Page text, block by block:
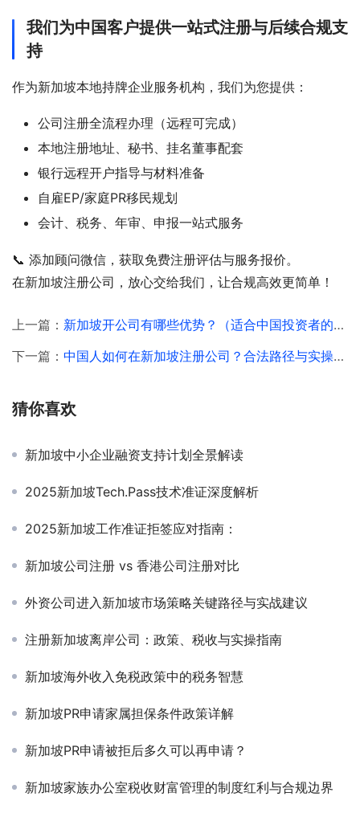
我们为中国客户提供一站式注册与后续合规支
持
作为新加坡本地持牌企业服务机构，我们为您提供：
公司注册全流程办理（远程可完成）
本地注册地址、秘书、挂名董事配套
银行远程开户指导与材料准备
自雇EP/家庭PR移民规划
会计、税务、年审、申报一站式服务
📞 添加顾问微信，获取免费注册评估与服务报价。
在新加坡注册公司，放心交给我们，让合规高效更简单！
上一篇： 新加坡开公司有哪些优势？（适合中国投资者的利好分析）
下一篇： 中国人如何在新加坡注册公司？合法路径与实操经验分享
猜你喜欢
新加坡中小企业融资支持计划全景解读
2025新加坡Tech.Pass技术准证深度解析
2025新加坡工作准证拒签应对指南：
新加坡公司注册 vs 香港公司注册对比
外资公司进入新加坡市场策略关键路径与实战建议
注册新加坡离岸公司：政策、税收与实操指南
新加坡海外收入免税政策中的税务智慧
新加坡PR申请家属担保条件政策详解
新加坡PR申请被拒后多久可以再申请？
新加坡家族办公室税收财富管理的制度红利与合规边界